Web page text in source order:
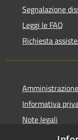
Segnalazione
Leggi le FAQ
Richiesta
Informativa
Note legali
Dichiarazione